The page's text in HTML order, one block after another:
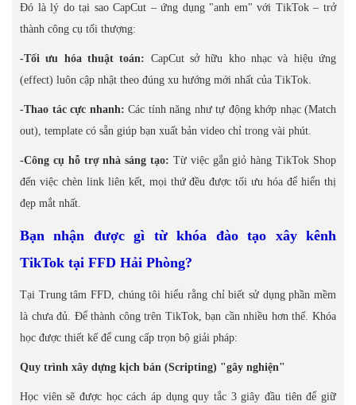
Đó là lý do tại sao CapCut – ứng dụng "anh em" với TikTok – trở
thành công cụ tối thượng:
-Tối ưu hóa thuật toán: CapCut sở hữu kho nhạc và hiệu ứng
(effect) luôn cập nhật theo đúng xu hướng mới nhất của TikTok.
-Thao tác cực nhanh: Các tính năng như tự động khớp nhạc (Match
out), template có sẵn giúp bạn xuất bản video chỉ trong vài phút.
-Công cụ hỗ trợ nhà sáng tạo: Từ việc gắn giỏ hàng TikTok Shop
đến việc chèn link liên kết, mọi thứ đều được tối ưu hóa để hiển thị
đẹp mắt nhất.
Bạn nhận được gì từ khóa đào tạo xây kênh
TikTok tại FFD Hải Phòng?
Tại Trung tâm FFD, chúng tôi hiểu rằng chỉ biết sử dụng phần mềm
là chưa đủ. Để thành công trên TikTok, bạn cần nhiều hơn thế. Khóa
học được thiết kế để cung cấp trọn bộ giải pháp:
Quy trình xây dựng kịch bản (Scripting) "gây nghiện"
Học viên sẽ được học cách áp dụng quy tắc 3 giây đầu tiên để giữ